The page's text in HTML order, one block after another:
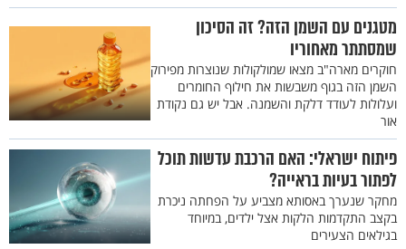
מטגנים עם השמן הזה? זה הסיכון
שמסתתר מאחוריו
חוקרים מארה"ב מצאו שמולקולות שנוצרות מפירוק
השמן הזה בגוף משבשות את חילוף החומרים
ועלולות לעודד דלקת והשמנה. אבל יש גם נקודת
אור
פיתוח ישראלי: האם הרכבת עדשות תוכל
לפתור בעיות בראייה?
מחקר שנערך באסותא מצביע על הפחתה ניכרת
בקצב התקדמות הלקות אצל ילדים, במיוחד
בגילאים הצעירים